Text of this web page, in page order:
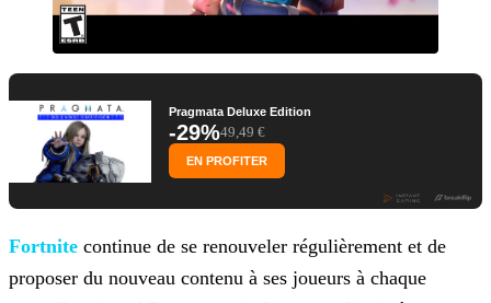
Pragmata Deluxe Edition
-29%49,49 €
EN PROFITER
Fortnite continue de se renouveler régulièrement et de
proposer du nouveau contenu à ses joueurs à chaque